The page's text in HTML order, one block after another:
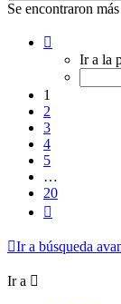
Se encontraron
Ir a la
1
2
3
4
5
…
20
Ir a búsqueda
Ir a